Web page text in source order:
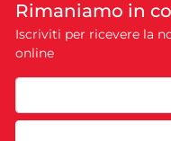
Rimaniamo in
Iscriviti per ricevere la
online